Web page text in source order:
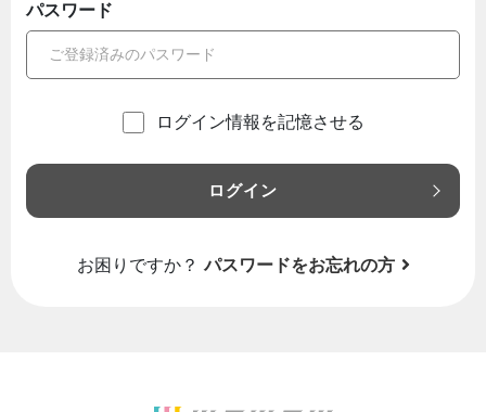
パスワード
ログイン情報を記憶させる
ログイン
お困りですか？ パスワードをお忘れの方